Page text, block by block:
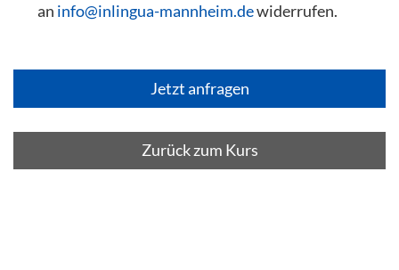
an info@inlingua-mannheim.dewiderrufen.
Zurück zum Kurs